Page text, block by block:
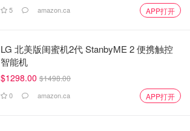
5 amazon.ca APP打开
LG 北美版闺蜜机2代 StanbyME 2 便携触控
智能机
$1298.00 $1498.00
0 amazon.ca APP打开